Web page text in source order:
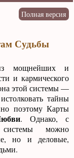
Судьбы
мощнейших и
и кармического
этой системы —
тайны
поэтому Карты
. Однако, с
системы можно
но и деловые,